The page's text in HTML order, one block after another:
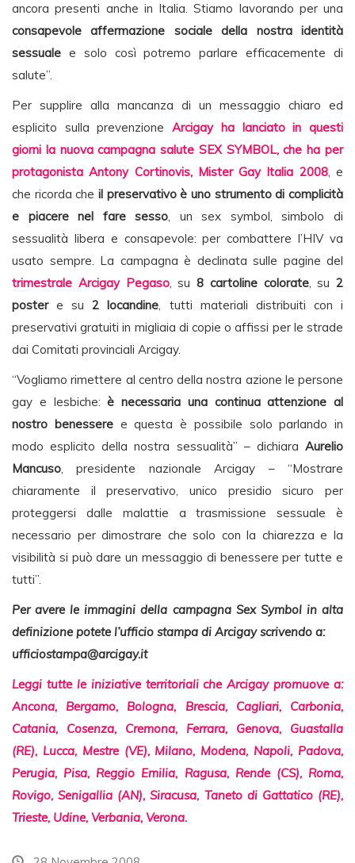
ancora presenti anche in Italia. Stiamo lavorando per una
consapevole affermazione sociale della nostra identità
sessuale e solo così potremo parlare efficacemente di
salute”.
Per supplire alla mancanza di un messaggio chiaro ed
esplicito sulla prevenzioneArcigay ha lanciato in questi
giorni la nuova campagna salute SEX SYMBOL, che ha per
protagonista Antony Cortinovis, Mister Gay Italia 2008, e
che ricorda che il preservativo è uno strumento di complicità
e piacere nel fare sesso, un sex symbol, simbolo di
sessualità libera e consapevole: per combattere l’HIV va
usato sempre. La campagna è declinata sulle pagine del
trimestrale Arcigay Pegaso, su 8 cartoline colorate, su 2
postere su2 locandine, tutti materiali distribuiti con i
preservativi gratuiti in migliaia di copie o affissi per le strade
dai Comitati provinciali Arcigay.
“Vogliamo rimettere al centro della nostra azione le persone
gay e lesbiche:è necessaria una continua attenzione al
nostro benesseree questa è possibile solo parlando in
modo esplicito della nostra sessualità” – dichiara Aurelio
Mancuso, presidente nazionale Arcigay – “Mostrare
chiaramente il preservativo, unico presidio sicuro per
proteggersi dalle malattie a trasmissione sessuale è
necessario per dimostrare che solo con la chiarezza e la
visibilità si può dare un messaggio di benessere per tutte e
tutti”.
Per avere le immagini della campagna Sex Symbol in alta
definizione potete l’ufficio stampa di Arcigay scrivendo a:
ufficiostampa@arcigay.it
Leggi tutte le iniziative territoriali che Arcigay promuove a:
Ancona, Bergamo, Bologna, Brescia, Cagliari, Carbonia,
Catania, Cosenza, Cremona, Ferrara, Genova, Guastalla
(RE), Lucca, Mestre (VE), Milano, Modena, Napoli, Padova,
Perugia, Pisa, Reggio Emilia, Ragusa, Rende (CS), Roma,
Rovigo, Senigallia (AN), Siracusa, Taneto di Gattatico (RE),
Trieste, Udine, Verbania, Verona.